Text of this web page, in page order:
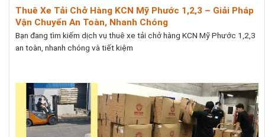
Thuê Xe Tải Chở Hàng KCN Mỹ Phước 1,2,3 – Giải Pháp
Vận Chuyển An Toàn, Nhanh Chóng
Bạn đang tìm kiếm dịch vụ thuê xe tải chở hàng KCN Mỹ Phước 1,2,3
an toàn, nhanh chóng và tiết kiệm